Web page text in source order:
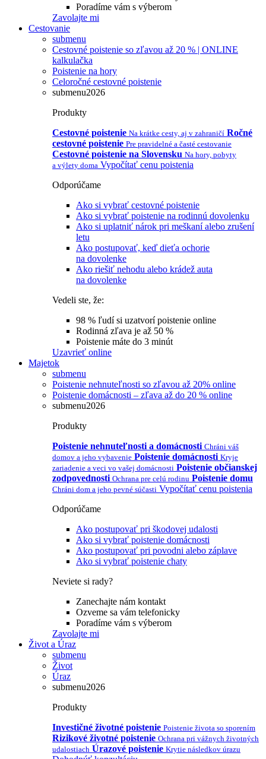
Poradíme vám s výberom
Zavolajte mi
Cestovanie
submenu
Cestovné poistenie so zľavou až 20 % | ONLINE
kalkulačka
Poistenie na hory
Celoročné cestovné poistenie
submenu2026
Produkty
Cestovné poistenie Na krátke cesty, aj v zahraničí Ročné
cestovné poistenie Pre pravidelné a časté cestovanie
Cestovné poistenie na Slovensku Na hory, pobyty
a výlety doma Vypočítať cenu poistenia
Odporúčame
Ako si vybrať cestovné poistenie
Ako si vybrať poistenie na rodinnú dovolenku
Ako si uplatniť nárok pri meškaní alebo zrušení
letu
Ako postupovať, keď dieťa ochorie
na dovolenke
Ako riešiť nehodu alebo krádež auta
na dovolenke
Vedeli ste, že:
98 % ľudí si uzatvorí poistenie online
Rodinná zľava je až 50 %
Poistenie máte do 3 minút
Uzavrieť online
Majetok
submenu
Poistenie nehnuteľnosti so zľavou až 20% online
Poistenie domácnosti – zľava až do 20 % online
submenu2026
Produkty
Poistenie nehnuteľnosti a domácnosti Chráni váš
domov a jeho vybavenie Poistenie domácnosti Kryje
zariadenie a veci vo vašej domácnosti Poistenie občianskej
zodpovednosti Ochrana pre celú rodinu Poistenie domu
Chráni dom a jeho pevné súčasti Vypočítať cenu poistenia
Odporúčame
Ako postupovať pri škodovej udalosti
Ako si vybrať poistenie domácnosti
Ako postupovať pri povodni alebo záplave
Ako si vybrať poistenie chaty
Neviete si rady?
Zanechajte nám kontakt
Ozveme sa vám telefonicky
Poradíme vám s výberom
Zavolajte mi
Život a Úraz
submenu
Život
Úraz
submenu2026
Produkty
Investičné životné poistenie Poistenie života so sporením
Rizikové životné poistenie Ochrana pri vážnych životných
udalostiach Úrazové poistenie Krytie následkov úrazu